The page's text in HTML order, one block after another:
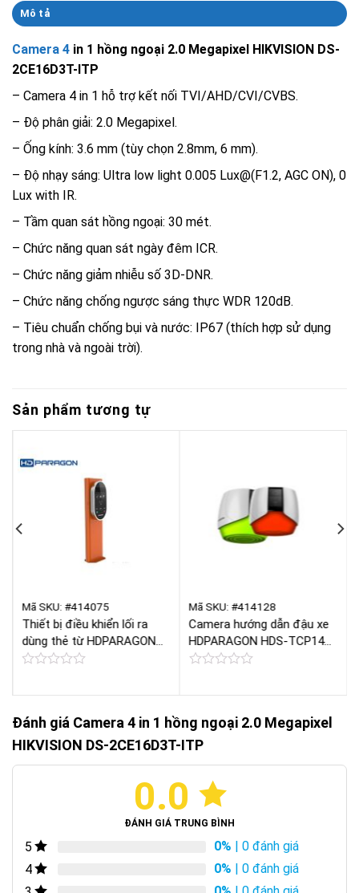
Mô tả
Camera 4 in 1 hồng ngoại 2.0 Megapixel HIKVISION DS-
2CE16D3T-ITP
– Camera 4 in 1 hỗ trợ kết nối TVI/AHD/CVI/CVBS.
– Độ phân giải: 2.0 Megapixel.
– Ống kính: 3.6 mm (tùy chọn 2.8mm, 6 mm).
– Độ nhạy sáng: Ultra low light 0.005 Lux@(F1.2, AGC ON), 0
Lux with IR.
– Tầm quan sát hồng ngoại: 30 mét.
– Chức năng quan sát ngày đêm ICR.
– Chức năng giảm nhiễu số 3D-DNR.
– Chức năng chống ngược sáng thực WDR 120dB.
– Tiêu chuẩn chống bụi và nước: IP67 (thích hợp sử dụng
trong nhà và ngoài trời).
Sản phẩm tương tự
Mã SKU: #414075
Thiết bị điều khiển lối ra
dùng thẻ từ HDPARAGON
TME402-TRL
0
5
sao
Mã SKU: #414128
Camera hướng dẫn đậu xe
HDPARAGON HDS-TCP145-
B
5
sao
Đánh giá Camera 4 in 1 hồng ngoại 2.0 Megapixel
HIKVISION DS-2CE16D3T-ITP
0.0
ĐÁNH GIÁ TRUNG BÌNH
5 0% | 0 đánh giá
4
0% | 0 đánh giá